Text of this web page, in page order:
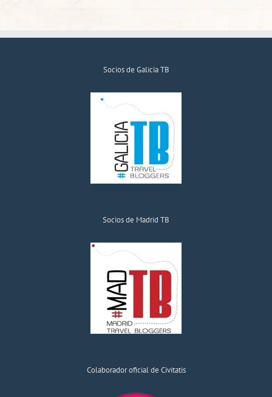
Socios de Galicia TB
Socios de Madrid TB
Colaborador oficial de Civitatis